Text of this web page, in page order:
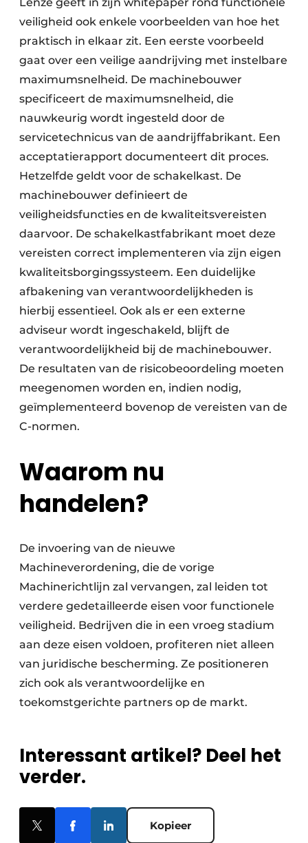
veiligheid ook enkele voorbeelden van hoe het
praktisch in elkaar zit. Een eerste voorbeeld
gaat over een veilige aandrijving met instelbare
maximumsnelheid. De machinebouwer
specificeert de maximumsnelheid, die
nauwkeurig wordt ingesteld door de
servicetechnicus van de aandrijffabrikant. Een
acceptatierapport documenteert dit proces.
Hetzelfde geldt voor de schakelkast. De
machinebouwer definieert de
veiligheidsfuncties en de kwaliteitsvereisten
daarvoor. De schakelkastfabrikant moet deze
vereisten correct implementeren via zijn eigen
kwaliteitsborgingssysteem. Een duidelijke
afbakening van verantwoordelijkheden is
hierbij essentieel. Ook als er een externe
adviseur wordt ingeschakeld, blijft de
verantwoordelijkheid bij de machinebouwer.
De resultaten van de risicobeoordeling moeten
meegenomen worden en, indien nodig,
geïmplementeerd bovenop de vereisten van de
C-normen.
Waarom nu
handelen?
De invoering van de nieuwe
Machineverordening, die de vorige
Machinerichtlijn zal vervangen, zal leiden tot
verdere gedetailleerde eisen voor functionele
veiligheid. Bedrijven die in een vroeg stadium
aan deze eisen voldoen, profiteren niet alleen
van juridische bescherming. Ze positioneren
zich ook als verantwoordelijke en
toekomstgerichte partners op de markt.
Interessant artikel? Deel het
verder.
Kopieer